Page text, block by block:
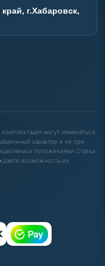
г.Хабаровск,
могут изменяться
характер и ни при
положениями Статьи
возможность их